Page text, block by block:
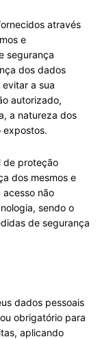
através
e
segurança
dos dados
a sua
autorizado,
a natureza dos
expostos.
de proteção
dos mesmos e
não
sendo o
de segurança
dados pessoais
obrigatório para
aplicando